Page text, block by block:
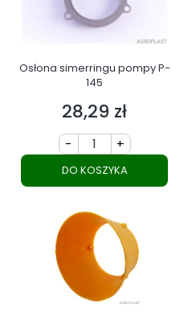
Osłona simerringu pompy P-
145
Cena
28,29 zł
- +
DO KOSZYKA